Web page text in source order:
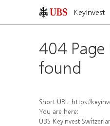
KeyInvest
404
found
Short URL: https://keyinvest-
You are here:
UBS KeyInvest